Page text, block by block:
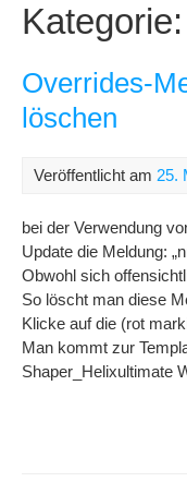
Kategorie:
Overrides-
löschen
Veröffentlicht am 25.
bei der Verwendung
Update die Meldung:
Obwohl sich
So löscht man diese
Klicke auf die (rot
Man kommt zur
Shaper_Helixultimate